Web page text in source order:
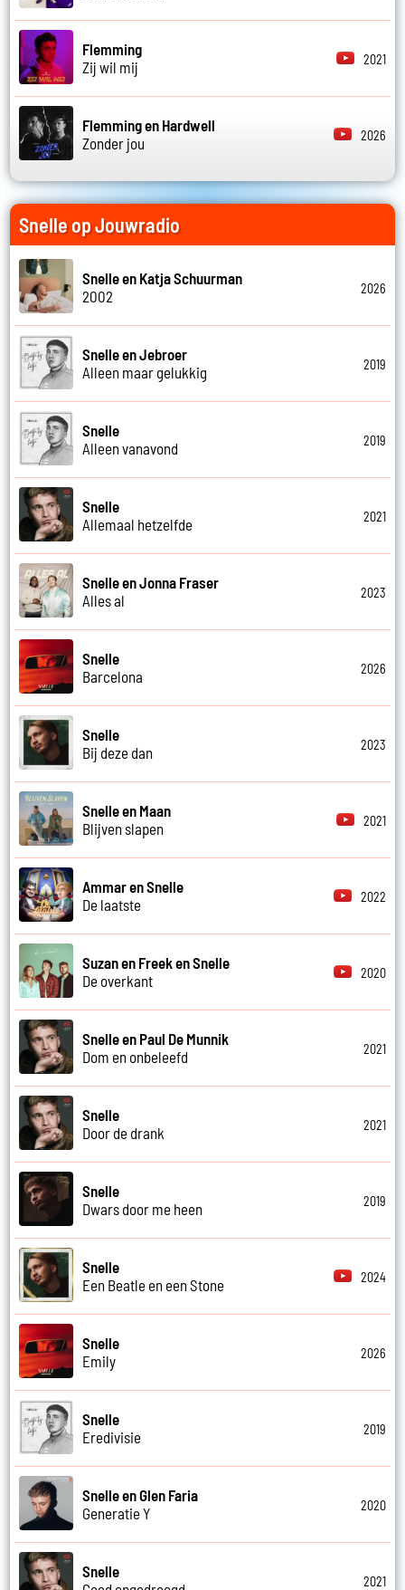
Flemming
Zij wil mij
2021
Flemming en Hardwell
Zonder jou
2026
Snelle op Jouwradio
Snelle en Katja Schuurman
2002
2026
Snelle en Jebroer
Alleen maar gelukkig
2019
Snelle
Alleen vanavond
2019
Snelle
Allemaal hetzelfde
2021
Snelle en Jonna Fraser
Alles al
2023
Snelle
Barcelona
2026
Snelle
Bij deze dan
2023
Snelle en Maan
Blijven slapen
2021
Ammar en Snelle
De laatste
2022
Suzan en Freek en Snelle
De overkant
2020
Snelle en Paul De Munnik
Dom en onbeleefd
2021
Snelle
Door de drank
2021
Snelle
Dwars door me heen
2019
Snelle
Een Beatle en een Stone
2024
Snelle
Emily
2026
Snelle
Eredivisie
2019
Snelle en Glen Faria
Generatie Y
2020
Snelle
2021